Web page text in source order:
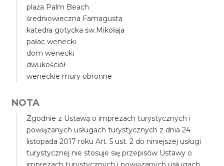
plaża Palm Beach
średniowieczna Famagusta
katedra gotycka św.Mikołaja
pałac wenecki
dom wenecki
dwukościół
weneckie mury obronne
NOTA
Zgodnie z Ustawą o imprezach turystycznych i
powiązanych usługach turystycznych z dnia 24
listopada 2017 roku Art. 5 ust. 2 do niniejszej usługi
turystycznej nie stosuje się przepisów Ustawy o